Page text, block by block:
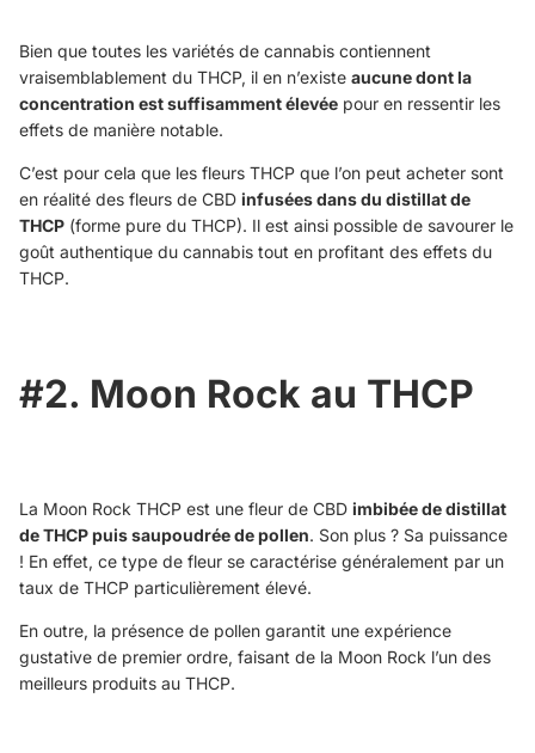
Bien que toutes les variétés de cannabis contiennent
vraisemblablement du THCP, il en n’existe aucune dont la
concentration est suffisamment élevée pour en ressentir les
effets de manière notable.
C’est pour cela que les fleurs THCP que l’on peut acheter sont
en réalité des fleurs de CBD infusées dans du distillat de
THCP (forme pure du THCP). Il est ainsi possible de savourer le
goût authentique du cannabis tout en profitant des effets du
THCP.
#2. Moon Rock au THCP
La Moon Rock THCP est une fleur de CBD imbibée de distillat
de THCP puis saupoudrée de pollen. Son plus ? Sa puissance
! En effet, ce type de fleur se caractérise généralement par un
taux de THCP particulièrement élevé.
En outre, la présence de pollen garantit une expérience
gustative de premier ordre, faisant de la Moon Rock l’un des
meilleurs produits au THCP.